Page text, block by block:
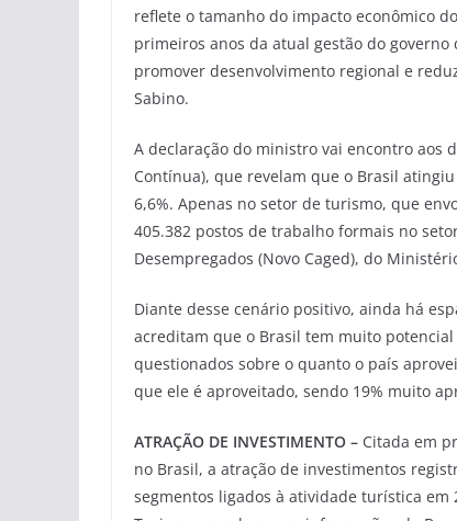
reflete o tamanho do impacto econômico
primeiros anos da atual gestão do
promover desenvolvimento regional e
Sabino.
A declaração do ministro vai encontro aos
Contínua), que revelam que o Brasil
6,6%. Apenas no setor de turismo, que
405.382 postos de trabalho formais no
Desempregados (Novo Caged), do
Diante desse cenário positivo, ainda há
acreditam que o Brasil tem muito
questionados sobre o quanto o país
que ele é aproveitado, sendo 19% muito
ATRAÇÃO DE INVESTIMENTO – Citada em
no Brasil, a atração de investimentos
segmentos ligados à atividade turística